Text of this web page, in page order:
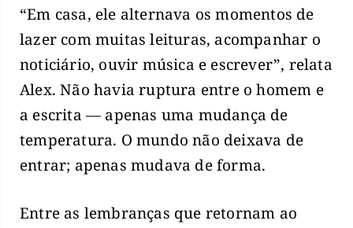
“Em casa, ele alternava os momentos de
lazer com muitas leituras, acompanhar o
noticiário, ouvir música e escrever”, relata
Alex. Não havia ruptura entre o homem e
a escrita — apenas uma mudança de
temperatura. O mundo não deixava de
entrar; apenas mudava de forma.
Entre as lembranças que retornam ao